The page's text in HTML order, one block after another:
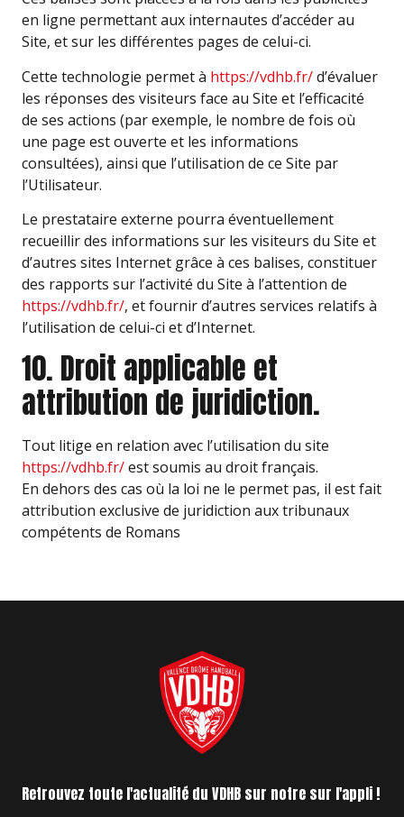
en ligne permettant aux internautes d’accéder au
Site, et sur les différentes pages de celui-ci.
Cette technologie permet à https://vdhb.fr/d’évaluer
les réponses des visiteurs face au Site et l’efficacité
de ses actions (par exemple, le nombre de fois où
une page est ouverte et les informations
consultées), ainsi que l’utilisation de ce Site par
l’Utilisateur.
Le prestataire externe pourra éventuellement
recueillir des informations sur les visiteurs du Site et
d’autres sites Internet grâce à ces balises, constituer
des rapports sur l’activité du Site à l’attention de
https://vdhb.fr/, et fournir d’autres services relatifs à
l’utilisation de celui-ci et d’Internet.
10. Droit applicable et
attribution de juridiction.
Tout litige en relation avec l’utilisation du site
https://vdhb.fr/est soumis au droit français.
En dehors des cas où la loi ne le permet pas, il est fait
attribution exclusive de juridiction aux tribunaux
compétents de Romans
Retrouvez toute l'actualité du VDHB sur notre sur l'appli !